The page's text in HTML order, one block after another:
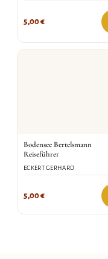
5,00€
Bodensee Bertelsmann
Reiseführer
ECKERT GERHARD
5,00€